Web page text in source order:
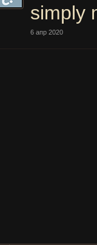
simply
6 апр 2020